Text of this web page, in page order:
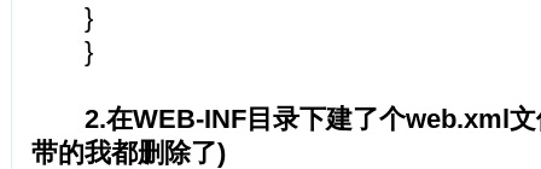
}
}
2.在WEB-INF目录下建了个web.xml文
带的我都删除了)